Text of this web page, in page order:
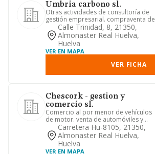
Umbria carbono sl.
Otras actividades de consultoría de
gestión empresarial. compraventa de
bienes inmobiliarios por cu...
Calle Trinidad, 8, 21350,
Almonaster Real Huelva,
Huelva
VER EN MAPA
VER FICHA
Chescork - gestion y
comercio sl.
Comercio al por menor de vehículos
de motor. venta de automóviles y
vehículos de motor ligeros. pro...
Carretera Hu-8105, 21350,
Almonaster Real Huelva,
Huelva
VER EN MAPA